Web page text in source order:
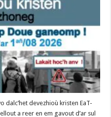
dalc’het devezhioù kristen EaT-
a reer en em gavout d’ar sul